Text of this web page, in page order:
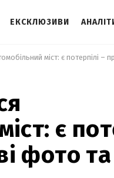
ЕКСКЛЮЗИВИ
є
фото та